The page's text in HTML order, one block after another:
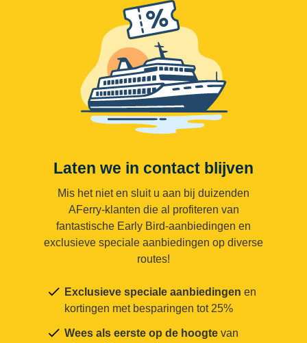
Laten we in contact blijven
Mis het niet en sluit u aan bij duizenden
AFerry-klanten die al profiteren van
fantastische Early Bird-aanbiedingen en
exclusieve speciale aanbiedingen op diverse
routes!
Exclusieve speciale aanbiedingen en
kortingen met besparingen tot 25%
Wees als eerste op de hoogte van